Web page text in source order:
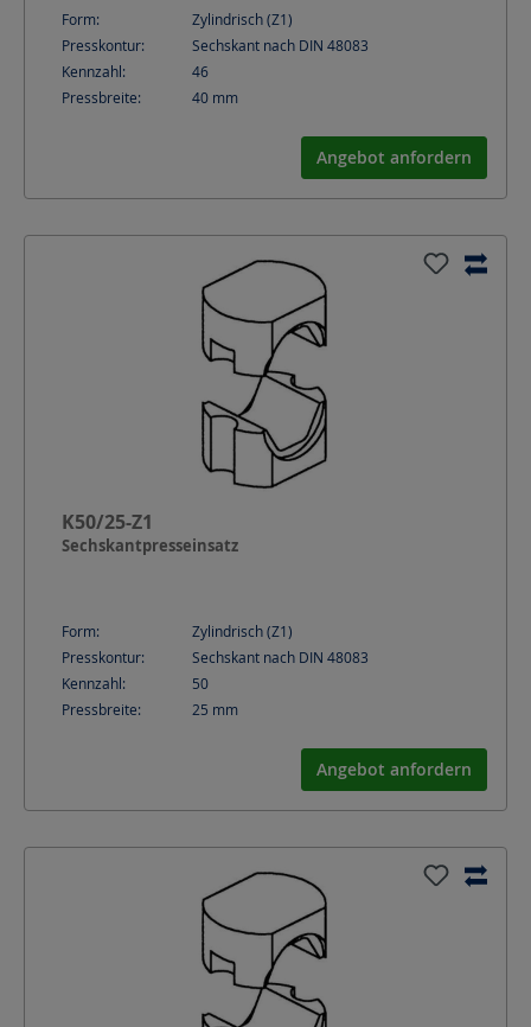
Form:
Zylindrisch (Z1)
Presskontur:
Sechskant nach DIN 48083
Kennzahl:
46
Pressbreite:
40 mm
Angebot anfordern
K50/25-Z1
Sechskantpresseinsatz
Form:
Zylindrisch (Z1)
Presskontur:
Sechskant nach DIN 48083
Kennzahl:
50
Pressbreite:
25 mm
Angebot anfordern